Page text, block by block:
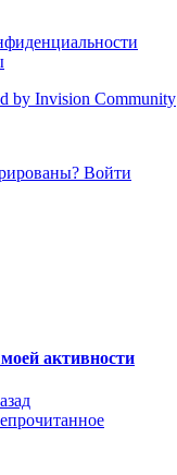
by Invision Community
Войти
активности